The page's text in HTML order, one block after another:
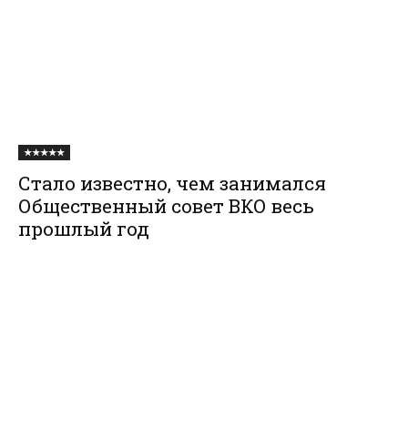
★★★★★
Стало известно, чем занимался
Общественный совет ВКО весь
прошлый год